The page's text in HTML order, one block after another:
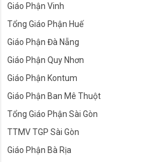
Giáo Phận Vinh
Tổng Giáo Phận Huế
Giáo Phận Đà Nẵng
Giáo Phận Quy Nhơn
Giáo Phận Kontum
Giáo Phận Ban Mê Thuột
Tổng Giáo Phận Sài Gòn
TTMV TGP Sài Gòn
Giáo Phận Bà Rịa